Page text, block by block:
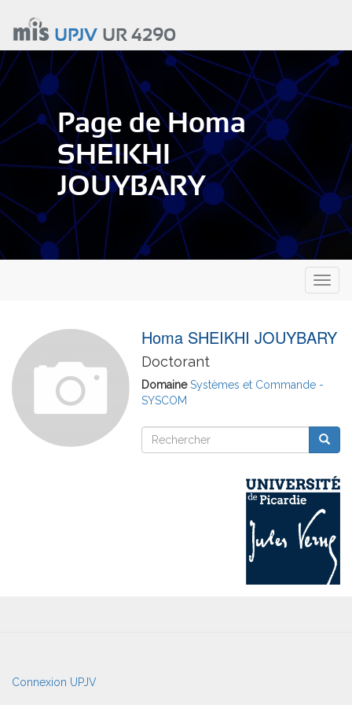
contenu
principal
UPJVUR 4290
Page de Homa
SHEIKHI
JOUYBARY
Homa SHEIKHI JOUYBARY
Doctorant
DomaineSystèmes et Commande -
SYSCOM
Rechercher
Rechercher
User
account
Connexion UPJV